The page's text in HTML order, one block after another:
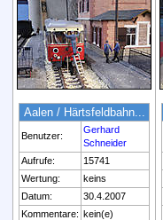
Aalen / Härtsfeldbahn...
Benutzer:
Gerhard
Schneider
Aufrufe:
15741
Wertung:
keins
Datum:
30.4.2007
Kommentare: kein(e)